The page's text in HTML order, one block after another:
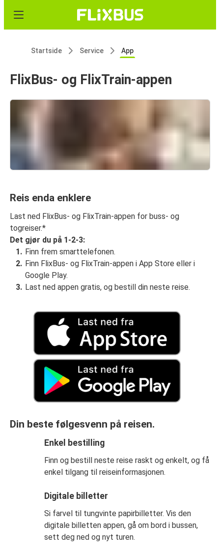
Startside Service App
FlixBus- og FlixTrain-appen
Reis enda enklere
Last ned FlixBus- og FlixTrain-appen for buss- og
togreiser.*
Det gjør du på 1-2-3:
Finn frem smarttelefonen.
Finn FlixBus- og FlixTrain-appen i App Store eller i
Google Play.
Last ned appen gratis, og bestill din neste reise.
Din beste følgesvenn på reisen.
Enkel bestilling
Finn og bestill neste reise raskt og enkelt, og få
enkel tilgang til reiseinformasjonen.
Digitale billetter
Si farvel til tungvinte papirbilletter. Vis den
digitale billetten appen, gå om bord i bussen,
sett deg ned og nyt turen.